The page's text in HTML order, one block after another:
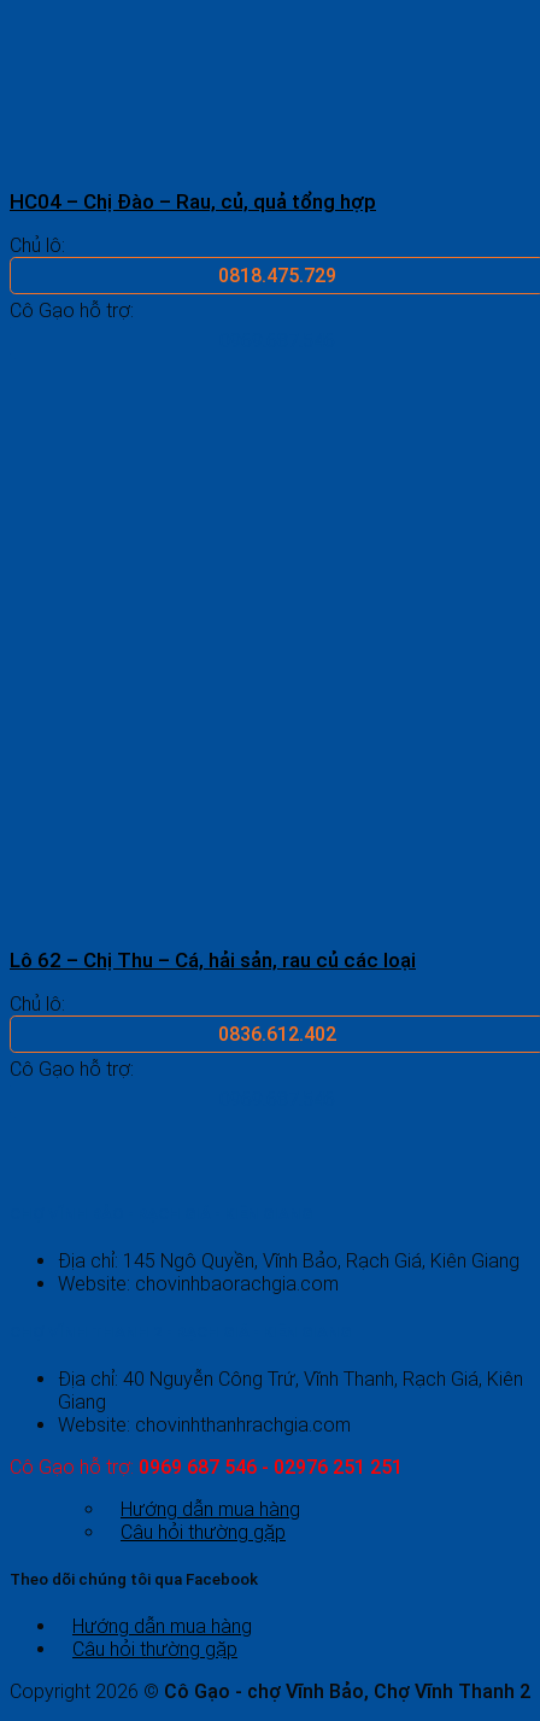
HC04 – Chị Đào – Rau, củ, quả tổng hợp
Chủ lô:
0818.475.729
Cô Gạo hỗ trợ:
Lô 62 – Chị Thu – Cá, hải sản, rau củ các loại
Chủ lô:
0836.612.402
Cô Gạo hỗ trợ:
Địa chỉ: 145 Ngô Quyền, Vĩnh Bảo, Rạch Giá, Kiên Giang
Website: chovinhbaorachgia.com
Địa chỉ: 40 Nguyễn Công Trứ, Vĩnh Thanh, Rạch Giá, Kiên
Giang
Website: chovinhthanhrachgia.com
Cô Gạo hỗ trợ: 0969 687 546 - 02976 251 251
Hướng dẫn mua hàng
Câu hỏi thường gặp
Theo dõi chúng tôi qua Facebook
Hướng dẫn mua hàng
Câu hỏi thường gặp
Copyright 2026 © Cô Gạo - chợ Vĩnh Bảo, Chợ Vĩnh Thanh 2